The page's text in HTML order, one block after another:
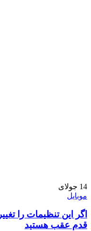
14 جولای
موبایل
اگر این تنظیمات را
قدم عقب هستید